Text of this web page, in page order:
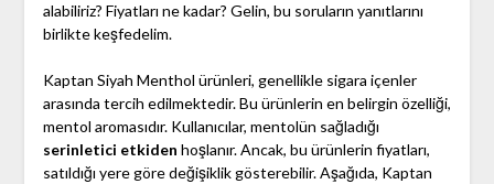
alabiliriz? Fiyatları ne kadar? Gelin, bu soruların yanıtlarını
birlikte keşfedelim.
Kaptan Siyah Menthol ürünleri, genellikle sigara içenler
arasında tercih edilmektedir. Bu ürünlerin en belirgin özelliği,
mentol aromasıdır. Kullanıcılar, mentolün sağladığı
serinletici etkiden hoşlanır. Ancak, bu ürünlerin fiyatları,
satıldığı yere göre değişiklik gösterebilir. Aşağıda, Kaptan